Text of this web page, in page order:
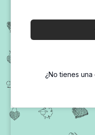
¿No tienes una